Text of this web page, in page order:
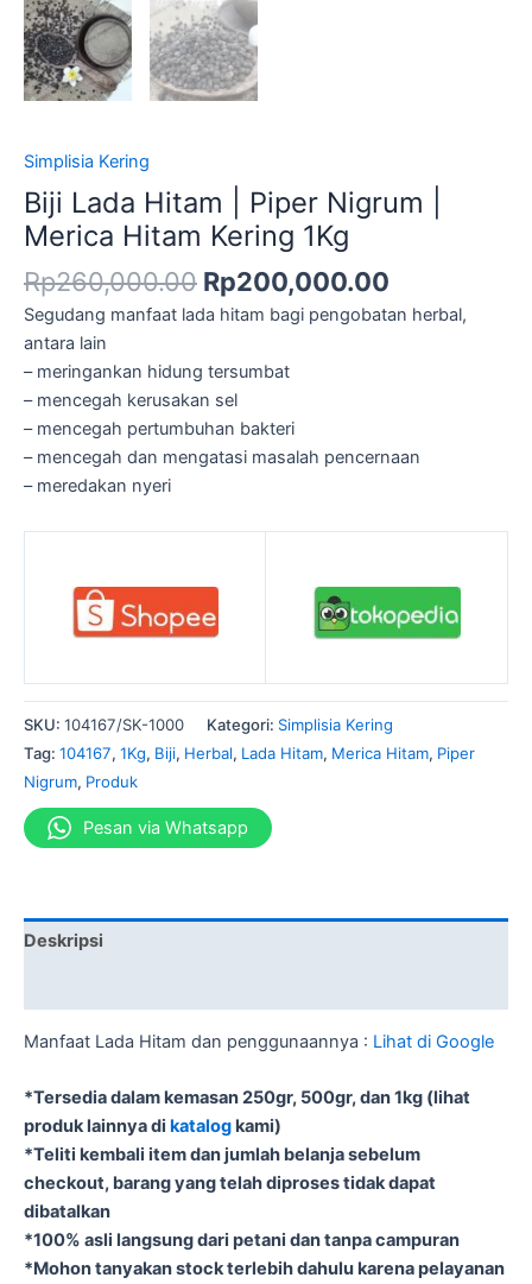
Simplisia Kering
Biji Lada Hitam | Piper Nigrum |
Merica Hitam Kering 1Kg
Rp260,000.00 Rp200,000.00
Segudang manfaat lada hitam bagi pengobatan herbal,
antara lain
– meringankan hidung tersumbat
– mencegah kerusakan sel
– mencegah pertumbuhan bakteri
– mencegah dan mengatasi masalah pencernaan
– meredakan nyeri
SKU: 104167/SK-1000 Kategori: Simplisia Kering
Tag: 104167, 1Kg, Biji, Herbal, Lada Hitam, Merica Hitam, Piper
Nigrum, Produk
Pesan via Whatsapp
Deskripsi
Manfaat Lada Hitam dan penggunaannya : Lihat di Google
*Tersedia dalam kemasan 250gr, 500gr, dan 1kg (lihat
produk lainnya di katalogkami)
*Teliti kembali item dan jumlah belanja sebelum
checkout, barang yang telah diproses tidak dapat
dibatalkan
*100% asli langsung dari petani dan tanpa campuran
*Mohon tanyakan stock terlebih dahulu karena pelayanan